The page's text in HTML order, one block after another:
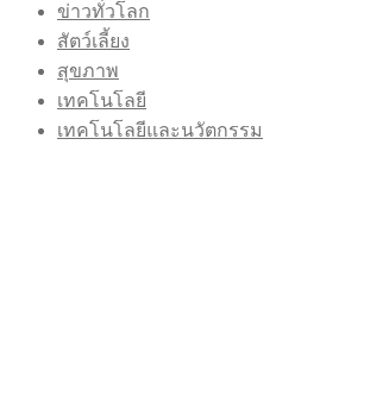
ข่าวทั่วโลก
สัตว์เลี้ยง
สุขภาพ
เทคโนโลยี
เทคโนโลยีและนวัตกรรม